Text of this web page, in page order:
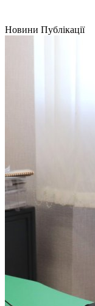
Новини Публікації